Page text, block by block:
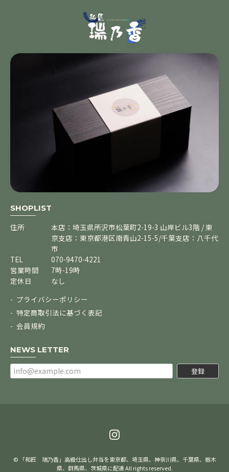
SHOPLIST
住所
本店：埼玉県所沢市松葉町2-19-3 山岸ビル3階 / 東
京支店：東京都港区南青山2-15-5/千葉支店：八千代
市
TEL
070-9470-4221
営業時間
7時-19時
定休日
なし
プライバシーポリシー
特定商取引法に基づく表記
会員規約
NEWS LETTER
登録
© 「和匠 瑞乃香」高級仕出し弁当を東京都、埼玉県、神奈川県、千葉県、栃木
県、群馬県、茨城県に配達 All rights reserved.